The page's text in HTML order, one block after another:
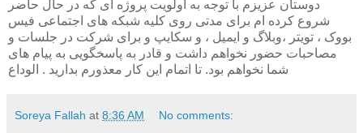
دوستان عزیزم با توجه به اولویت پروژه ای که در حال حاضر
شروع کرده ام برای مدتی روی کلیه شبکه های اجتماعی فیس
بووک ، تویتر ،وبلاگ و ایمیل ، و سکایپ و برای شرکت در جلسات و
مصاحبات حضور نخواهم داشت و قادر به پاسخگویی به پیام های
شما نخواهم بود. تا اتمام این کار معذورم بدارید . الوداع
Soreya Fallah at 8:36 AM No comments: